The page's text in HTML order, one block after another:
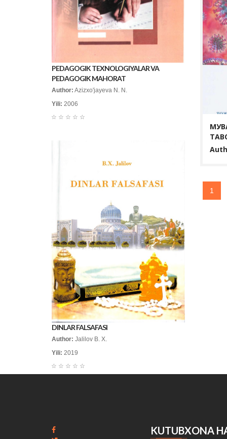
1
PEDAGOGIK TEXNOLOGIYALAR VA
PEDAGOGIK MAHORAT
Author: Azizxo'jayeva N. N.
Yili: 2006
☆
☆
☆
☆
☆
DINLAR FALSAFASI
Author: Jalilov B. X.
Yili: 2019
☆
☆
☆
☆
☆
KUTUBXONA